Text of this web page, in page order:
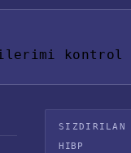
kontrol
SIZDIRILAN
HIBP